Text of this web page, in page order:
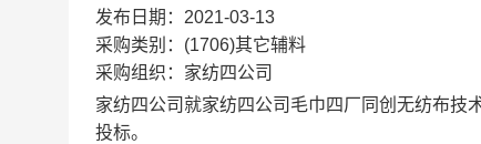
发布日期：2021-03-13
采购类别：(1706)其它辅料
采购组织：家纺四公司
家纺四公司就家纺四公司毛巾四厂同创无纺布技
投标。